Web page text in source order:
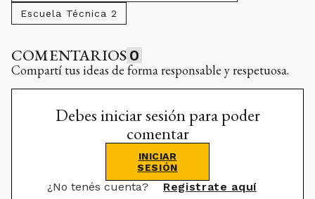
Escuela Técnica 2
COMENTARIOS 0
Compartí tus ideas de forma responsable y respetuosa.
Debes iniciar sesión para poder
comentar
INICIAR
SESIÓN
¿No tenés cuenta? Registrate aquí